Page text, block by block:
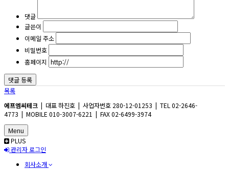
댓글
글쓴이
이메일 주소
비밀번호
홈페이지
목록
에프엠씨테크 | 대표 하진호 | 사업자번호 280-12-01253 | TEL 02-2646-
4773 | MOBILE 010-3007-6221 | FAX 02-6499-3974
Menu
PLUS
관리자 로그인
회사소개